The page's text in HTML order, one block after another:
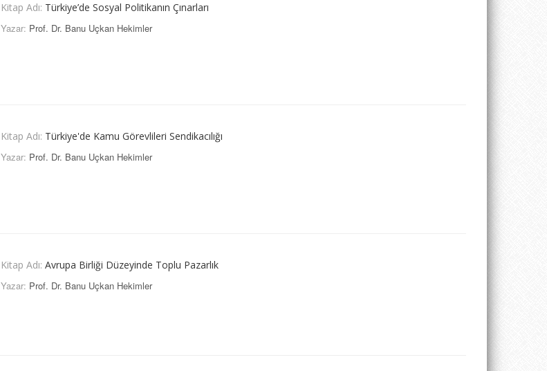
Kitap Adı: Türkiye’de Sosyal Politikanın Çınarları
Yazar: Prof. Dr. Banu Uçkan Hekimler
Kitap Adı: Türkiye'de Kamu Görevlileri Sendikacılığı
Yazar: Prof. Dr. Banu Uçkan Hekimler
Kitap Adı:Avrupa Birliği Düzeyinde Toplu Pazarlık
Yazar: Prof. Dr. Banu Uçkan Hekimler